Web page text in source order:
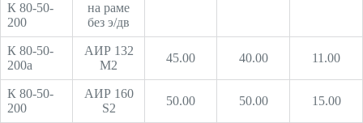
К 80-50-
200
на раме
без э/дв
К 80-50-
200а
АИР 132
М2
45.00 40.00 11.00
К 80-50-
200
АИР 160
S2
50.00 50.00 15.00